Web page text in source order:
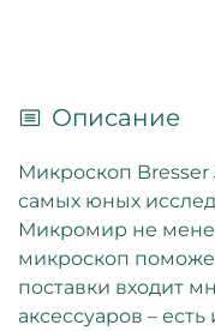
Описание
Микроскоп
самых юных
Микромир не
микроскоп
поставки входит
аксессуаров –